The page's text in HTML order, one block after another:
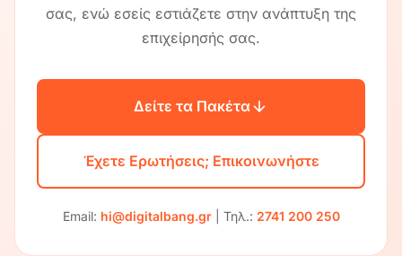
σας, ενώ εσείς εστιάζετε στην ανάπτυξη της
επιχείρησής σας.
Δείτε τα Πακέτα
Έχετε Ερωτήσεις; Επικοινωνήστε
Email: hi@digitalbang.gr| Τηλ.: 2741 200 250